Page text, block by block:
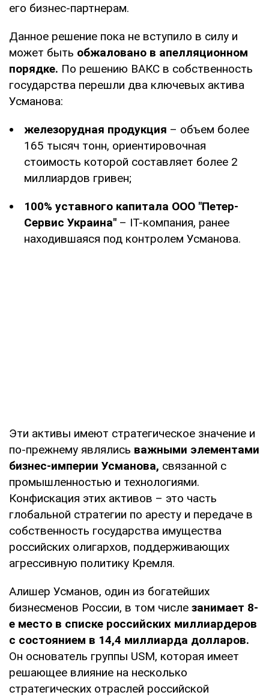
его бизнес-партнерам.
Данное решение пока не вступило в силу и
может быть обжаловано в апелляционном
порядке. По решению ВАКС в собственность
государства перешли два ключевых актива
Усманова:
железорудная продукция – объем более
165 тысяч тонн, ориентировочная
стоимость которой составляет более 2
миллиардов гривен;
100% уставного капитала ООО "Петер-
Сервис Украина" – IT-компания, ранее
находившаяся под контролем Усманова.
Эти активы имеют стратегическое значение и
по-прежнему являлись важными элементами
бизнес-империи Усманова, связанной с
промышленностью и технологиями.
Конфискация этих активов – это часть
глобальной стратегии по аресту и передаче в
собственность государства имущества
российских олигархов, поддерживающих
агрессивную политику Кремля.
Алишер Усманов, один из богатейших
бизнесменов России, в том числе занимает 8-
е место в списке российских миллиардеров
с состоянием в 14,4 миллиарда долларов.
Он основатель группы USM, которая имеет
решающее влияние на несколько
стратегических отраслей российской